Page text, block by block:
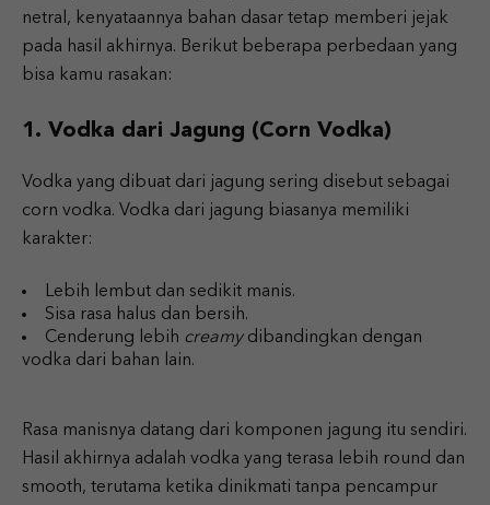
netral, kenyataannya bahan dasar tetap memberi jejak
pada hasil akhirnya. Berikut beberapa perbedaan yang
bisa kamu rasakan:
1. Vodka dari Jagung (Corn Vodka)
Vodka yang dibuat dari jagung sering disebut sebagai
corn vodka. Vodka dari jagung biasanya memiliki
karakter:
Lebih lembut dan sedikit manis.
Sisa rasa halus dan bersih.
Cenderung lebih creamydibandingkan dengan
vodka dari bahan lain.
Rasa manisnya datang dari komponen jagung itu sendiri.
Hasil akhirnya adalah vodka yang terasa lebih round dan
smooth, terutama ketika dinikmati tanpa pencampur